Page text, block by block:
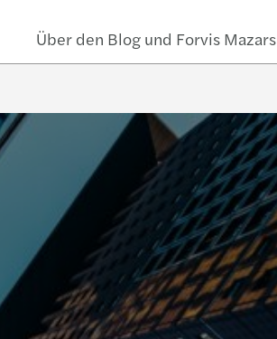
Über den Blog und Forvis Mazars